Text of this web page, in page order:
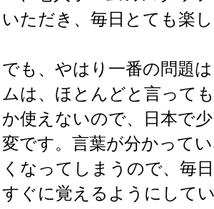
いただき、毎日とても楽
でも、やはり一番の問題
ムは、ほとんどと言って
か使えないので、日本で
変です。言葉が分かって
くなってしまうので、毎
すぐに覚えるようにして